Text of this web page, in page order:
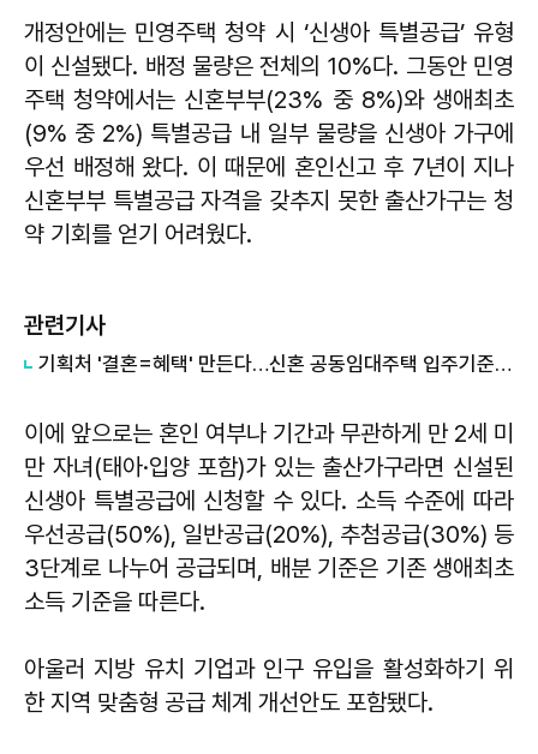
개정안에는 민영주택 청약 시 ‘신생아 특별공급’ 유형
이 신설됐다. 배정 물량은 전체의 10%다. 그동안 민영
주택 청약에서는 신혼부부(23% 중 8%)와 생애최초
(9% 중 2%) 특별공급 내 일부 물량을 신생아 가구에
우선 배정해 왔다. 이 때문에 혼인신고 후 7년이 지나
신혼부부 특별공급 자격을 갖추지 못한 출산가구는 청
약 기회를 얻기 어려웠다.
관련기사
기획처 '결혼=혜택' 만든다…신혼 공동임대주택 입주기준 완화·청약기회↑
이에 앞으로는 혼인 여부나 기간과 무관하게 만 2세 미
만 자녀(태아·입양 포함)가 있는 출산가구라면 신설된
신생아 특별공급에 신청할 수 있다. 소득 수준에 따라
우선공급(50%), 일반공급(20%), 추첨공급(30%) 등
3단계로 나누어 공급되며, 배분 기준은 기존 생애최초
소득 기준을 따른다.
아울러 지방 유치 기업과 인구 유입을 활성화하기 위
한 지역 맞춤형 공급 체계 개선안도 포함됐다.